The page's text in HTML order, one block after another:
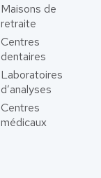
Maisons de
retraite
Centres
dentaires
Laboratoires
d’analyses
Centres
médicaux